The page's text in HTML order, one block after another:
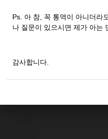
Ps. 아 참, 꼭 통역이 아니더라
나 질문이 있으시면 제가 아는
감사합니다.